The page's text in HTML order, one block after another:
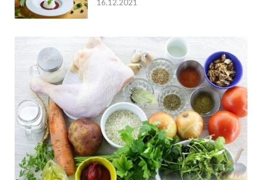
16.12.2021